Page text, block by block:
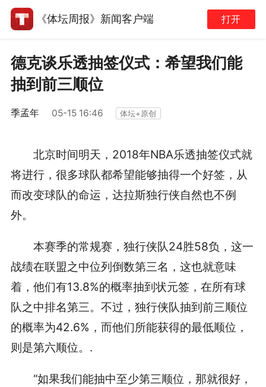
《体坛周报》新闻客户端 打开
德克谈乐透抽签仪式：希望我们能
抽到前三顺位
季孟年 05-15 16:46 体坛+原创
北京时间明天，2018年NBA乐透抽签仪式就
将进行，很多球队都希望能够抽得一个好签，从
而改变球队的命运，达拉斯独行侠自然也不例
外。
本赛季的常规赛，独行侠队24胜58负，这一
战绩在联盟之中位列倒数第三名，这也就意味
着，他们有13.8%的概率抽到状元签，在所有球
队之中排名第三。不过，独行侠队抽到前三顺位
的概率为42.6%，而他们所能获得的最低顺位，
则是第六顺位。.
“如果我们能抽中至少第三顺位，那就很好，